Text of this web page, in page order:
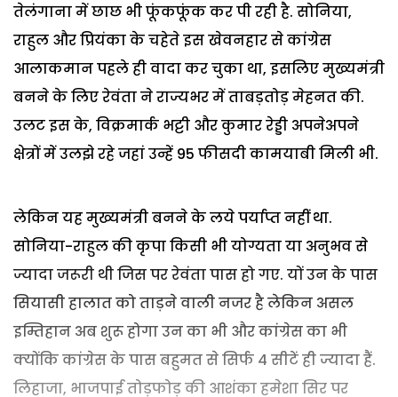
तेलंगाना में छाछ भी फूंकफूंक कर पी रही है. सोनिया,
राहुल और प्रियंका के चहेते इस खेवनहार से कांग्रेस
आलाकमान पहले ही वादा कर चुका था, इसलिए मुख्यमंत्री
बनने के लिए रेवंता ने राज्यभर में ताबड़तोड़ मेहनत की.
उलट इस के, विक्रमार्क भट्टी और कुमार रेड्डी अपनेअपने
क्षेत्रों में उलझे रहे जहां उन्हें 95 फीसदी कामयाबी मिली भी.
लेकिन यह मुख्यमंत्री बनने के लये पर्याप्त नहीं था.
सोनिया-राहुल की कृपा किसी भी योग्यता या अनुभव से
ज्यादा जरूरी थी जिस पर रेवंता पास हो गए. यों उन के पास
सियासी हालात को ताड़ने वाली नजर है लेकिन असल
इम्तिहान अब शुरू होगा उन का भी और कांग्रेस का भी
क्योंकि कांग्रेस के पास बहुमत से सिर्फ 4 सीटें ही ज्यादा हैं.
लिहाजा, भाजपाई तोड़फोड़ की आशंका हमेशा सिर पर